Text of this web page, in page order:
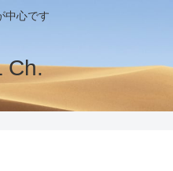
中心です
Ch.